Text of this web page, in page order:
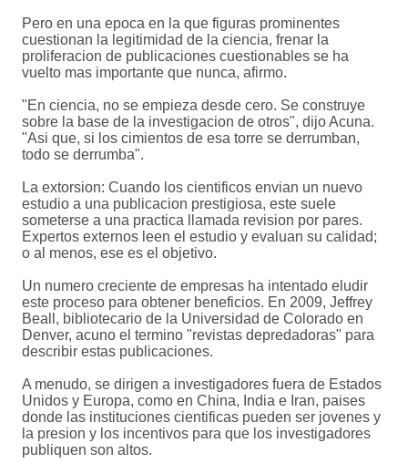
Pero en una epoca en la que figuras prominentes
cuestionan la legitimidad de la ciencia, frenar la
proliferacion de publicaciones cuestionables se ha
vuelto mas importante que nunca, afirmo.
"En ciencia, no se empieza desde cero. Se construye
sobre la base de la investigacion de otros", dijo Acuna.
"Asi que, si los cimientos de esa torre se derrumban,
todo se derrumba".
La extorsion: Cuando los cientificos envian un nuevo
estudio a una publicacion prestigiosa, este suele
someterse a una practica llamada revision por pares.
Expertos externos leen el estudio y evaluan su calidad;
o al menos, ese es el objetivo.
Un numero creciente de empresas ha intentado eludir
este proceso para obtener beneficios. En 2009, Jeffrey
Beall, bibliotecario de la Universidad de Colorado en
Denver, acuno el termino "revistas depredadoras" para
describir estas publicaciones.
A menudo, se dirigen a investigadores fuera de Estados
Unidos y Europa, como en China, India e Iran, paises
donde las instituciones cientificas pueden ser jovenes y
la presion y los incentivos para que los investigadores
publiquen son altos.